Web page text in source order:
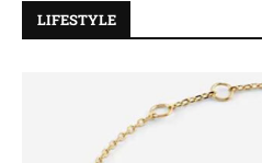
LIFESTYLE